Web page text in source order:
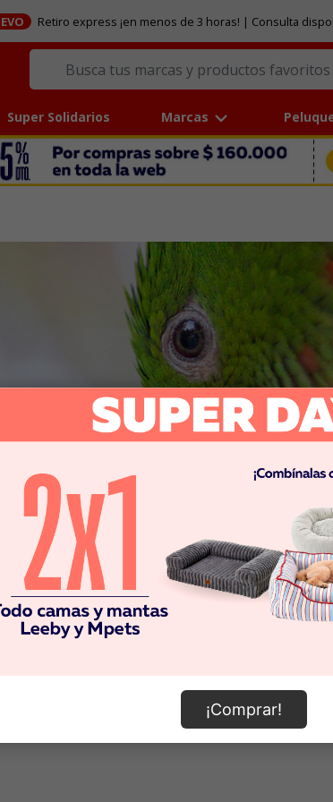
Retiro express ¡en menos de 3 horas! | Consulta
Super Solidarios Marcas
¡Comprar!
0 Resultados
Pero que no cunda el pánico, sigue las
¡Todos los caminos llevan a Roma! :)